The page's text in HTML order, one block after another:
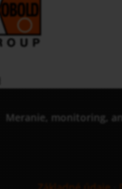
Meranie, monitoring,